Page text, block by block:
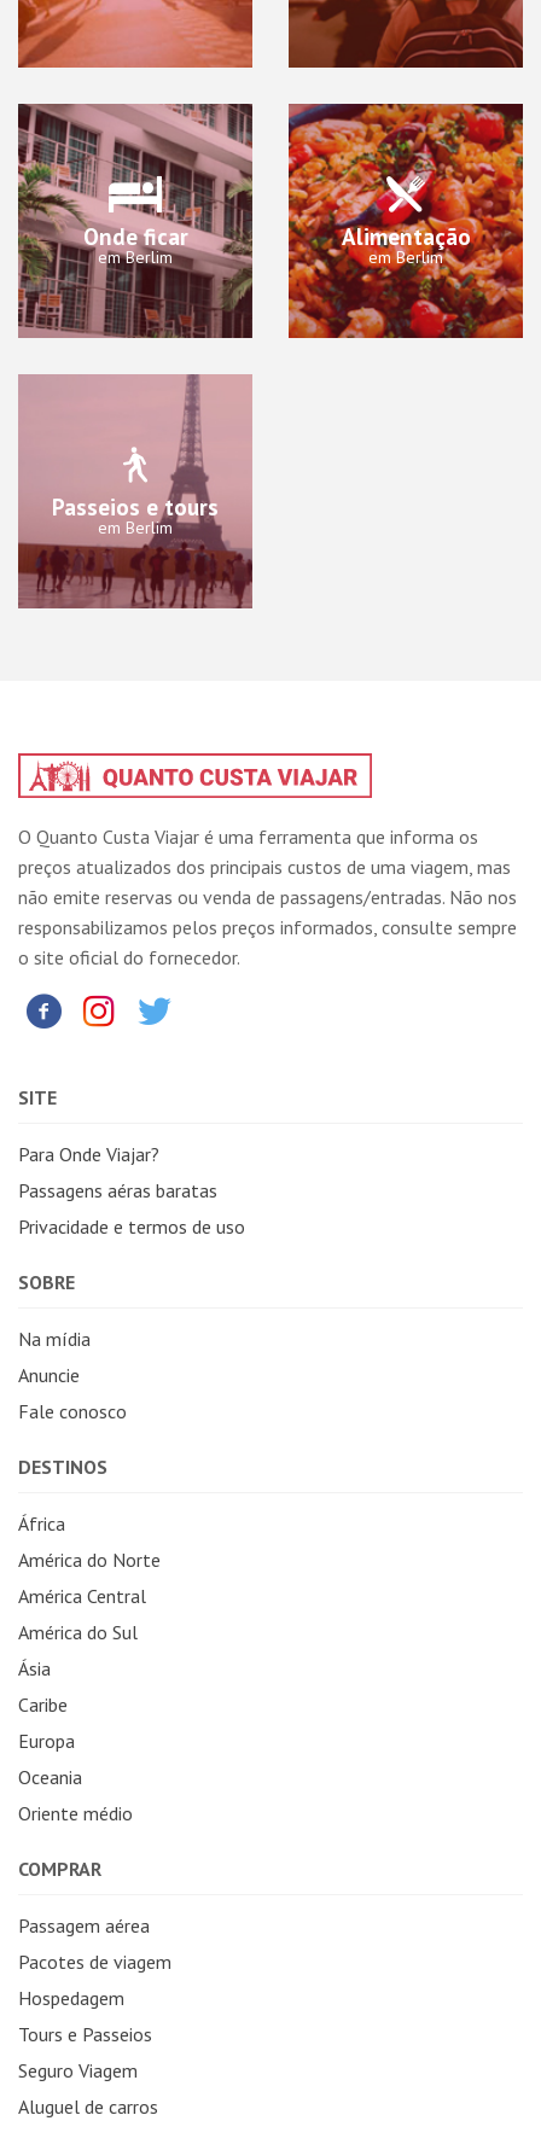
Onde ficar
em Berlim
Alimentação
em Berlim
Passeios e tours
em Berlim
O Quanto Custa Viajar é uma ferramenta que informa os
preços atualizados dos principais custos de uma viagem, mas
não emite reservas ou venda de passagens/entradas. Não nos
responsabilizamos pelos preços informados, consulte sempre
o site oficial do fornecedor.
SITE
Para Onde Viajar?
Passagens aéras baratas
Privacidade e termos de uso
SOBRE
Na mídia
Anuncie
Fale conosco
DESTINOS
África
América do Norte
América Central
América do Sul
Ásia
Caribe
Europa
Oceania
Oriente médio
COMPRAR
Passagem aérea
Pacotes de viagem
Hospedagem
Tours e Passeios
Seguro Viagem
Aluguel de carros